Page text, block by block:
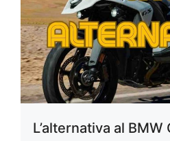
L’alternativa al